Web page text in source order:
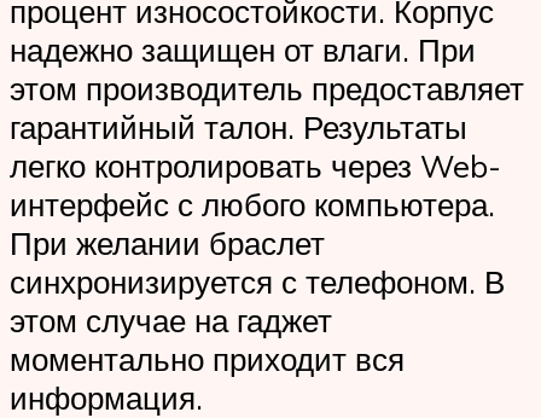
процент износостойкости. Корпус
надежно защищен от влаги. При
этом производитель предоставляет
гарантийный талон. Результаты
легко контролировать через Web-
интерфейс с любого компьютера.
При желании браслет
синхронизируется с телефоном. В
этом случае на гаджет
моментально приходит вся
информация.